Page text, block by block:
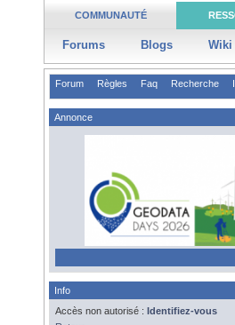
COMMUNAUTÉ
Forums Blogs Wiki
Forum Règles Faq Recherche
Annonce
Info
Accès non autorisé : Identifiez-vous